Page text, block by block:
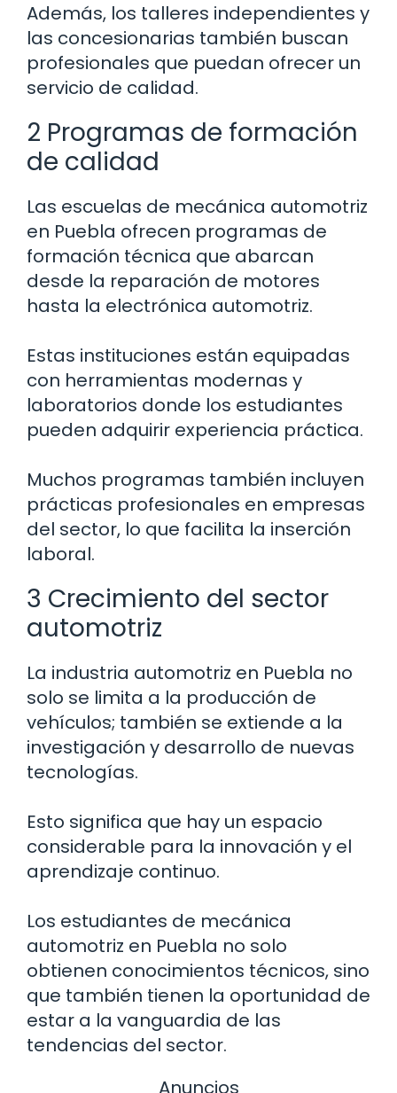
Además, los talleres independientes y
las concesionarias también buscan
profesionales que puedan ofrecer un
servicio de calidad.
2 Programas de formación
de calidad
Las escuelas de mecánica automotriz
en Puebla ofrecen programas de
formación técnica que abarcan
desde la reparación de motores
hasta la electrónica automotriz.
Estas instituciones están equipadas
con herramientas modernas y
laboratorios donde los estudiantes
pueden adquirir experiencia práctica.
Muchos programas también incluyen
prácticas profesionales en empresas
del sector, lo que facilita la inserción
laboral.
3 Crecimiento del sector
automotriz
La industria automotriz en Puebla no
solo se limita a la producción de
vehículos; también se extiende a la
investigación y desarrollo de nuevas
tecnologías.
Esto significa que hay un espacio
considerable para la innovación y el
aprendizaje continuo.
Los estudiantes de mecánica
automotriz en Puebla no solo
obtienen conocimientos técnicos, sino
que también tienen la oportunidad de
estar a la vanguardia de las
tendencias del sector.
Anuncios